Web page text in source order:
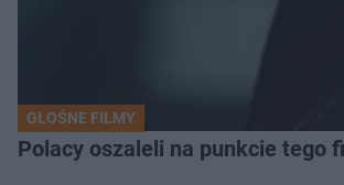
GŁOŚNE FILMY
Polacy oszaleli na punkcie tego